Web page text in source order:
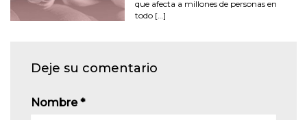
que afecta a millones de personas en
todo […]
Deje su comentario
Nombre*